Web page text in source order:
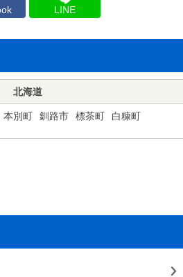
LINE
北海道
本別町 釧路市 標茶町 白糠町